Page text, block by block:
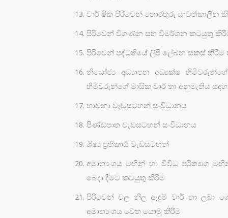
වාර් ෂික පිරිවෙන් තොරතුරු යාවත්කාලීන
පිරිවෙන් විගණන සහ විමර්ශන කටයුතු
පිරිවෙන් පද්ධතියේ ලිපි ලේඛන සකස් කිරීම
නියෝජ්‍ය අධ්‍යාපන අධ්‍යක්ෂ
හිමිවරුන්ගේ මාසික වාර් තා අනුමැතිය
භාවනා වැඩසටහන් සංවිධානය
පිණ්ඩපාත වැඩසටහන් සංවිධානය
ශිෂ්‍ය ප්‍රතිකාර්‍ය වැඩසටහන්
අමාත්‍යංශය මඟින් හා විවිධ පරිත්‍යාග
බෙදා දීමට කටයුතු කිරීම
පිරිවෙන් වල නිල ඇඳුම් වාර් තා ලබා
අමාත්‍යංශය වෙත යොමු කිරීම